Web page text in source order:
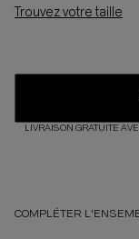
Trouvez votre taille
LIVRAISON GRATUITE
COMPLÉTER